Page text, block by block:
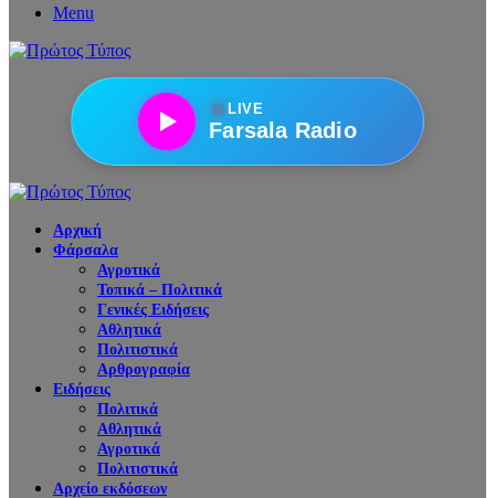
Menu
●LIVE
Farsala Radio
Αρχική
Φάρσαλα
Αγροτικά
Τοπικά – Πολιτικά
Γενικές Ειδήσεις
Αθλητικά
Πολιτιστικά
Αρθρογραφία
Ειδήσεις
Πολιτικά
Αθλητικά
Αγροτικά
Πολιτιστικά
Αρχείο εκδόσεων